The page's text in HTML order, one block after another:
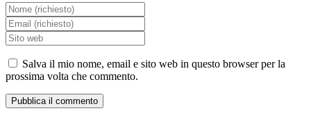
Inserisci
il
tuo
nome
o
nome
utente
per
commentare
Inserisci
il
tuo
indirizzo
email
per
commentare
Inserisci
l'URL
del
sito
web
(facoltativo)
Salva il mio nome, email e sito web in questo browser per la
prossima volta che commento.